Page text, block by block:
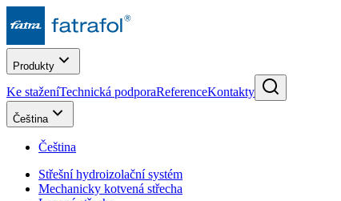
Produkty
Ke staženíTechnická podporaReferenceKontakty
Čeština
Čeština
Střešní hydroizolační systém
Mechanicky kotvená střecha